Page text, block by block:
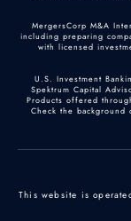
MergersCorp M&A
including preparing
with licensed
U.S. Investment
Spektrum Capital
Products offered
Check the
This website is